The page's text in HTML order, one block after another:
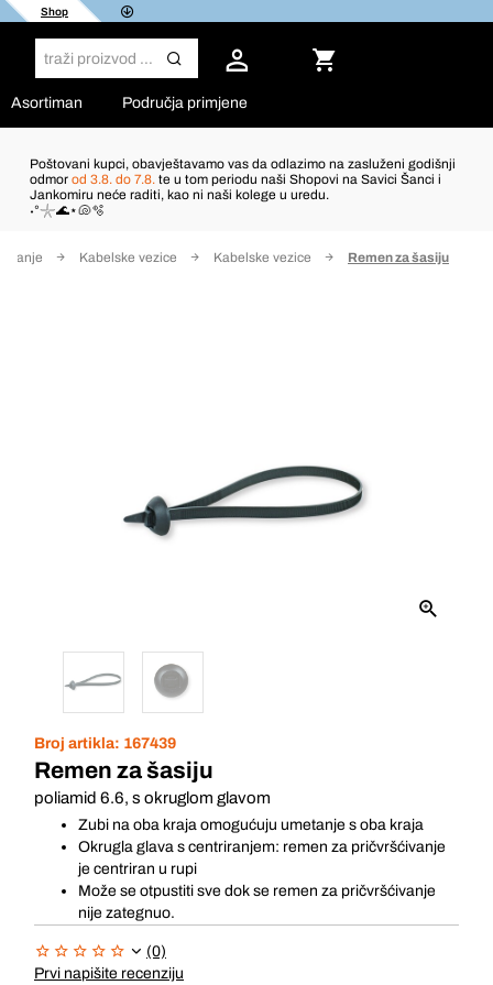
Shop
Asortiman Područja primjene
Poštovani kupci, obavještavamo vas da odlazimo na zasluženi godišnji
odmor od 3.8. do 7.8. te u tom periodu naši Shopovi na Savici Šanci i
Jankomiru neće raditi, kao ni naši kolege u uredu.
˖°𓇼🌊⋆🐚🫧
Kabelske vezice Kabelske vezice Remen za šasiju
Broj artikla: 167439
Remen za šasiju
poliamid 6.6, s okruglom glavom
Zubi na oba kraja omogućuju umetanje s oba kraja
Okrugla glava s centriranjem: remen za pričvršćivanje
je centriran u rupi
Može se otpustiti sve dok se remen za pričvršćivanje
nije zategnuo.
(0)
Prvi napišite recenziju